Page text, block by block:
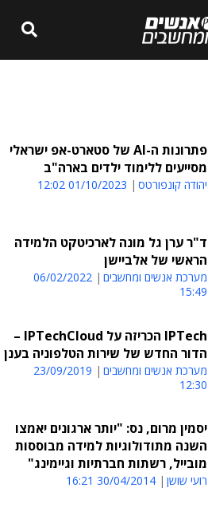
פתרונות ה-AI של סטארט-אפ ישראלי
מסייעים ללימוד ילדים בארה"ב
יהודה קונפורטס 01/10/2023 12:02
ד"ר ערן גל מונה לארכיטקט הלמידה
הראשי של אלביישן
מערכת אנשים ומחשבים
06/02/2022
15:49
IPTech הכריזה על IPTechCloud –
הדור החדש של שירות הטלפוניה בענן
מערכת אנשים ומחשבים
23/09/2019
12:30
יסמין מרום, נס: "יותר ארגונים יאמצו
השנה מתודולוגיות למידה מבוססות
מובייל, רשתות חברתיות וגיימינג"
רועי שושן 30/04/2014 16:21